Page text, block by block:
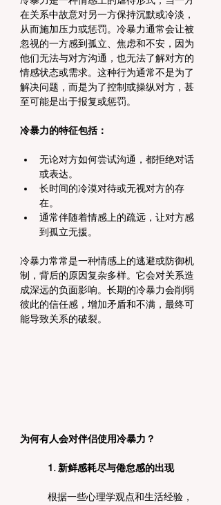
在关系中故意对另一方保持沉默或冷淡，
从而施加压力或惩罚。冷暴力通常会让被
忽视的一方感到孤立、焦虑和不安，因为
他们无法与对方沟通，也无法了解对方的
情感状态或需求。这种行为通常不是为了
解决问题，而是为了控制或操纵对方，甚
至可能是出于报复或惩罚。
冷暴力的特征包括：
无论对方如何尝试沟通，都拒绝对话
或表达。
长时间的冷漠对待或无视对方的存
在。
通常伴随着情感上的疏远，让对方感
到孤立无援。
冷暴力常常是一种情感上的逃避或防御机
制，背后的原因复杂多样。它会对关系造
成深远的负面影响。长期的冷暴力会削弱
彼此的信任感，增加矛盾和不满，最终可
能导致关系的破裂。
为何有人会对伴侣使用冷暴力？
1. 新鲜感耗尽与倦怠感的出现
根据一些心理学观点和生活经验，